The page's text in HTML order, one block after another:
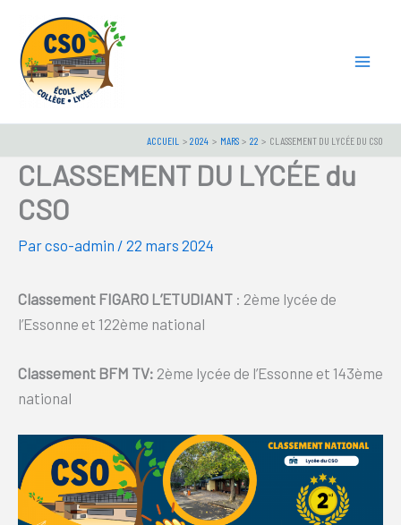
contenu
ACCUEIL 2024 MARS 22 CLASSEMENT DU LYCÉE DU CSO
CLASSEMENT DU LYCÉE du
CSO
Parcso-admin / 22 mars 2024
Classement FIGARO L’ETUDIANT : 2ème lycée de
l’Essonne et 122ème national
Classement BFM TV: 2ème lycée de l’Essonne et 143ème
national